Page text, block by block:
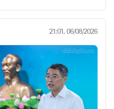
21:01, 06/08/2026